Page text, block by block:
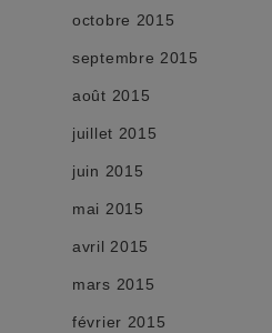
octobre 2015
septembre 2015
août 2015
juillet 2015
juin 2015
mai 2015
avril 2015
mars 2015
février 2015